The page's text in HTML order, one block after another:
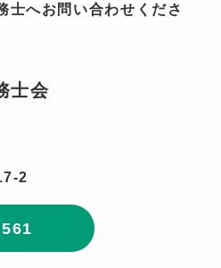
士へお問い合わせくださ
士会
2